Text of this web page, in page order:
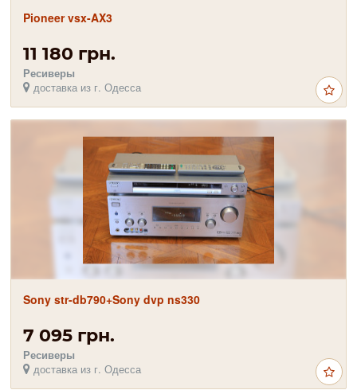
Pioneer vsx-AX3
11 180 грн.
Ресиверы
доставка из г. Одесса
Sony str-db790+Sony dvp ns330
7 095 грн.
Ресиверы
доставка из г. Одесса